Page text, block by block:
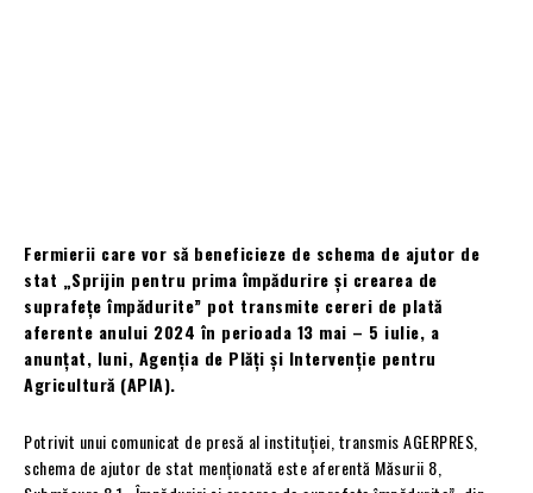
Fermierii care vor să beneficieze de schema de ajutor de
stat „Sprijin pentru prima împădurire şi crearea de
suprafeţe împădurite” pot transmite cereri de plată
aferente anului 2024 în perioada 13 mai – 5 iulie, a
anunţat, luni, Agenţia de Plăţi şi Intervenţie pentru
Agricultură (APIA).
Potrivit unui comunicat de presă al instituţiei, transmis AGERPRES,
schema de ajutor de stat menţionată este aferentă Măsurii 8,